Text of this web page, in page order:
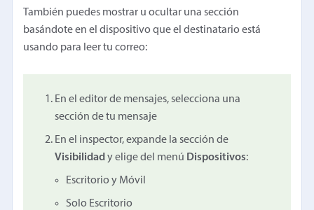
También puedes mostrar u ocultar una sección
basándote en el dispositivo que el destinatario está
usando para leer tu correo:
En el editor de mensajes, selecciona una
sección de tu mensaje
En el inspector, expande la sección de
Visibilidad y elige del menú Dispositivos:
Escritorio y Móvil
Solo Escritorio